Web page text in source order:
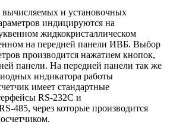
вычисляемых и установочных
индицируются на
жидкокристаллическом
на передней панели ИВБ. Выбор
производится нажатием кнопок,
панели. На передней панели так же
индикатора работы
имеет стандартные
RS-232С и
485, через которые производится